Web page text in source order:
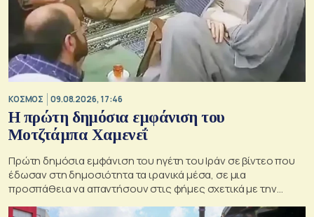
ΚΟΣΜΟΣ 09.08.2026, 17:46
Η πρώτη δημόσια εμφάνιση του
Μοτζτάμπα Χαμενεΐ
Πρώτη δημόσια εμφάνιση του ηγέτη του Ιράν σε βίντεο που
έδωσαν στη δημοσιότητα τα ιρανικά μέσα, σε μια
προσπάθεια να απαντήσουν στις φήμες σχετικά με την
κατάσταση της υγείας του